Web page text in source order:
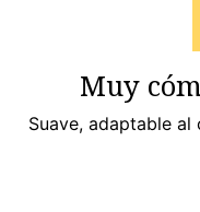
Muy
Suave, adaptable